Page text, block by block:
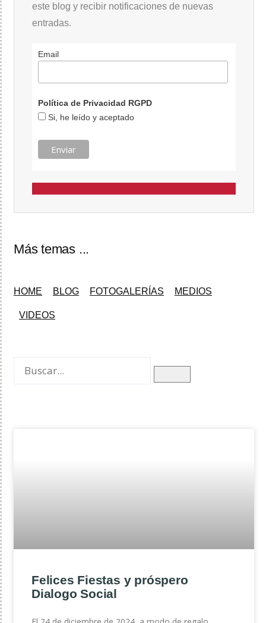
este blog y recibir notificaciones de nuevas
entradas.
Email
Política de Privacidad RGPD
Si, he leído y aceptado
Más temas ...
HOME BLOG FOTOGALERÍAS MEDIOS
VIDEOS
Felices Fiestas y próspero
Dialogo Social